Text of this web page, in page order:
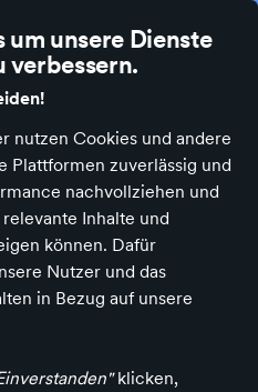
unsere Dienste
verbessern.
nutzen Cookies und andere
Plattformen zuverlässig und
nachvollziehen und
Inhalte und
können. Dafür
Nutzer und das
in Bezug auf unsere
klicken,
Bücher & Medien